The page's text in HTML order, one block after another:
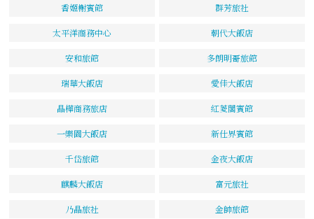
香姬榭賓館 群芳旅社
太平洋商務中心 朝代大飯店
安和旅館 多朗明哥旅館
瑞華大飯店 愛佳大飯店
晶樺商務旅店 紅菱閣賓館
一樂園大飯店 新仕界賓館
千岱旅館 金夜大飯店
麒麟大飯店 富元旅社
乃晶旅社 金帥旅館